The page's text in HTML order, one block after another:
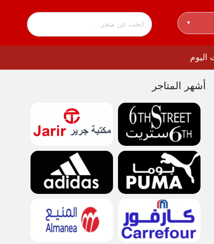
▾
أشهر المتاجر